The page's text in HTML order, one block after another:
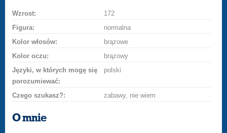
Wzrost:
172
Figura:
normalna
Kolor włosów:
brązowe
Kolor oczu:
brązowy
Języki, w których mogę się
porozumiewać:
polski
Czego szukasz?: zabawy, nie wiem
O mnie